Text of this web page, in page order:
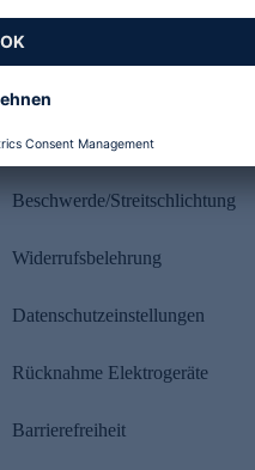
Rechtliches
Beschwerde/Streitschlichtung
Widerrufsbelehrung
Datenschutzeinstellungen
Rücknahme Elektrogeräte
Barrierefreiheit